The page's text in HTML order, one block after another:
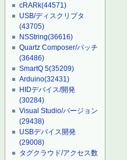
cRARk(44571)
USB/ディスクリプタ
(43705)
NSString(36616)
Quartz Composer/パッチ
(36486)
SmartQ 5(35209)
Arduino(32431)
HIDデバイス/開発
(30284)
Visual Studio/バージョン
(29438)
USBデバイス開発
(29008)
タグクラウド/アクセス数